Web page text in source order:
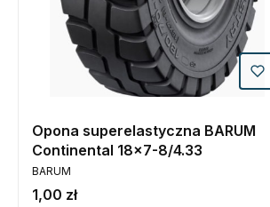
Opona superelastyczna BARUM
Continental 18x7-8/4.33
PRODUCENT
BARUM
Cena
1,00 zł